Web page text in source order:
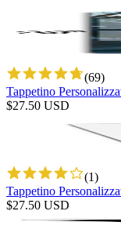
(69)
Tappetino
$27.50 USD
(1)
Tappetino
$27.50 USD